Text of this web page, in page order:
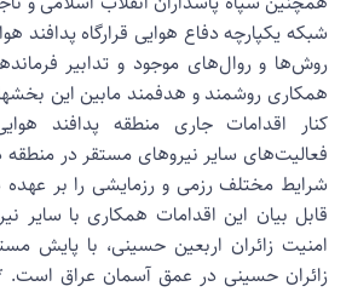
یکپارچه دفاع هوایی قرارگاه پدافند
و روال‌های موجود و تدابیر فرماندهی
روشمند و هدفمند مابین این بخشها
اقدامات جاری منطقه پدافند هوایی
سایر نیروهای مستقر در منطقه در
مختلف رزمی و رزمایشی را بر عهده
بیان این اقدامات همکاری با سایر
زائران اربعین حسینی، با پایش
حسینی در عمق آسمان عراق است. *